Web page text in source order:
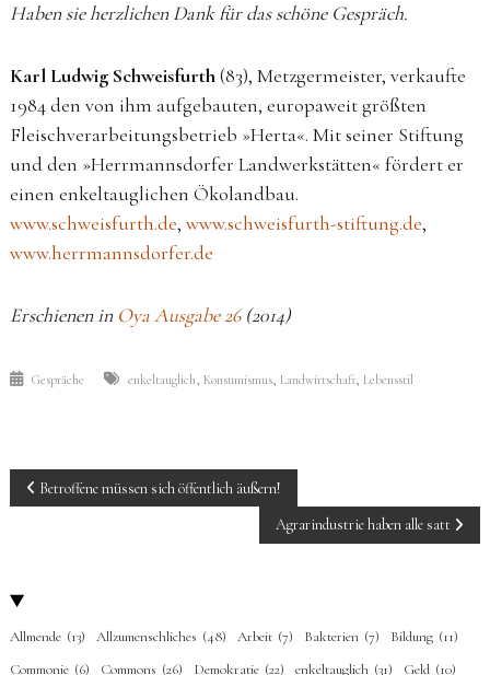
Haben sie herzlichen Dank für das schöne Gespräch.
Karl Ludwig Schweisfurth(83), Metzgermeister, verkaufte
1984 den von ihm aufgebauten, europaweit größten
Fleischverarbeitungsbetrieb »Herta«. Mit seiner Stiftung
und den »Herrmannsdorfer Landwerkstätten« fördert er
einen enkeltauglichen Ökolandbau.
www.schweisfurth.de, www.schweisfurth-stiftung.de,
www.herrmannsdorfer.de
Erschienen in Oya Ausgabe 26(2014)
Gespräche enkeltauglich, Konsumismus, Landwirtschaft, Lebensstil
BEITRAGS-
Betroffene müssen sich öffentlich äußern!
Agrarindustrie haben alle satt
Allmende (13) Allzumenschliches (48) Arbeit (7) Bakterien (7) Bildung (11)
Commonie (6) Commons (26) Demokratie (22) enkeltauglich (31) Geld (10)